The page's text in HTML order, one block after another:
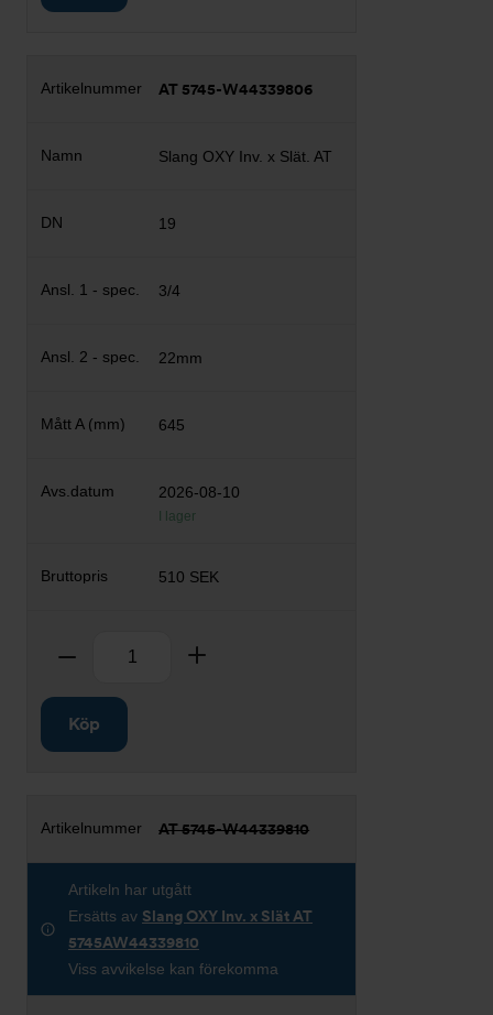
AT 5745-W44339806
Slang OXY Inv. x Slät. AT
19
3/4
22mm
645
2026-08-10
I lager
510 SEK
Ta bort
Köp
AT 5745-W44339810
Artikeln har utgått
Ersätts av Slang OXY Inv. x Slät AT
5745AW44339810
Viss avvikelse kan förekomma